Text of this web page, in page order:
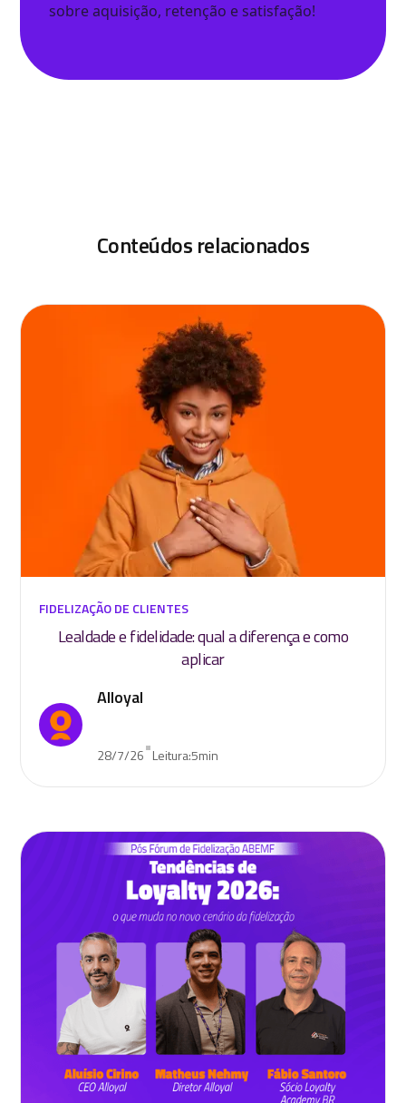
sobre aquisição, retenção e satisfação!
Conteúdos relacionados
FIDELIZAÇÃO DE CLIENTES
Lealdade e fidelidade: qual a diferença e como
aplicar
Alloyal
28/7/26•Leitura:5min